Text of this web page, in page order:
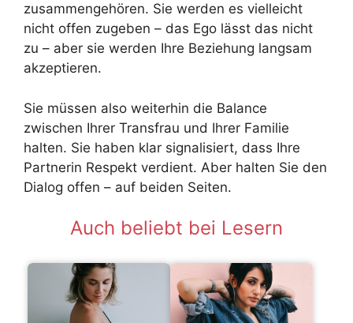
zusammengehören. Sie werden es vielleicht
nicht offen zugeben – das Ego lässt das nicht
zu – aber sie werden Ihre Beziehung langsam
akzeptieren.
Sie müssen also weiterhin die Balance
zwischen Ihrer Transfrau und Ihrer Familie
halten. Sie haben klar signalisiert, dass Ihre
Partnerin Respekt verdient. Aber halten Sie den
Dialog offen – auf beiden Seiten.
Auch beliebt bei Lesern